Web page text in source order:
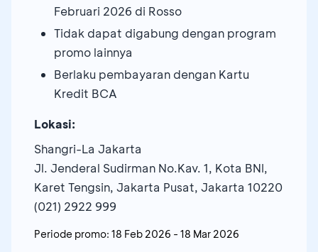
Februari 2026 di Rosso
Tidak dapat digabung dengan program
promo lainnya
Berlaku pembayaran dengan Kartu
Kredit BCA
Lokasi:
Shangri-La Jakarta
Jl. Jenderal Sudirman No.Kav. 1, Kota BNI,
Karet Tengsin, Jakarta Pusat, Jakarta 10220
(021) 2922 999
Periode promo: 18 Feb 2026 - 18 Mar 2026